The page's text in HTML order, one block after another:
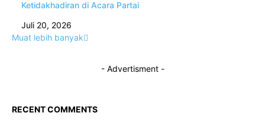
Ketidakhadiran di Acara Partai
Juli 20, 2026
Muat lebih banyak
- Advertisment -
RECENT COMMENTS